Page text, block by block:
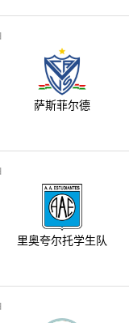
萨斯菲尔德
里奥夸尔托学生队